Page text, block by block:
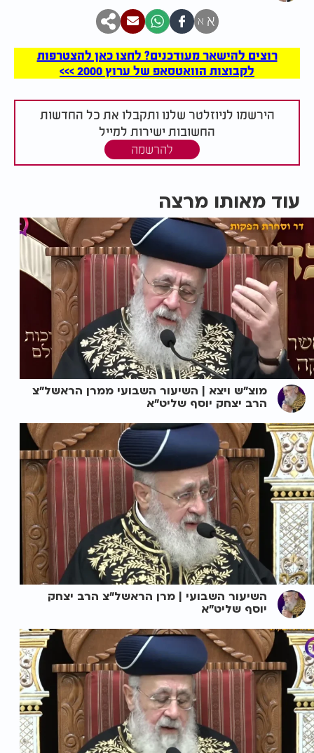
א א
רוצים להישאר מעודכנים? לחצו כאן להצטרפות
לקבוצות הוואטסאפ של ערוץ 2000 >>>
הירשמו לניוזלטר שלנו ותקבלו את כל החדשות
החשובות ישירות למייל
להרשמה
עוד מאותו מרצה
מוצ"ש ויצא | השיעור השבועי ממרן הראשל"צ
הרב יצחק יוסף שליט"א
השיעור השבועי | מרן הראשל"צ הרב יצחק
יוסף שליט"א